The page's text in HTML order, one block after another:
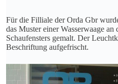
Für die Filliale der Orda Gbr
das Muster einer Wasserwaage an
Schaufensters gemalt. Der
Beschriftung aufgefrischt.